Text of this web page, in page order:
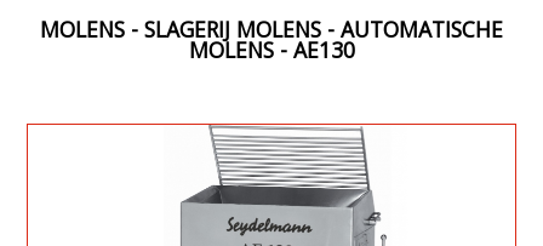
MOLENS - SLAGERIJ MOLENS - AUTOMATISCHE
MOLENS - AE130